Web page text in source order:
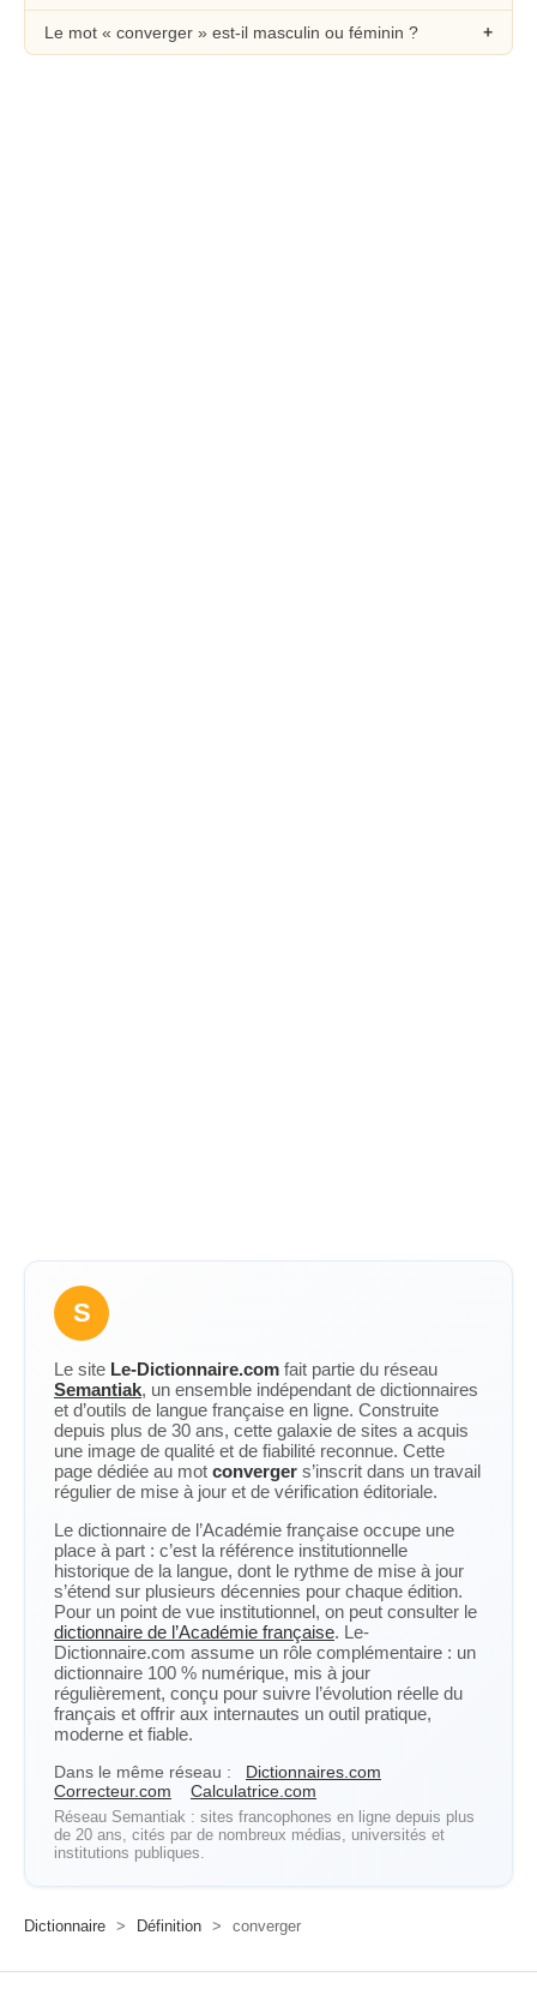
Le mot « converger » est-il masculin ou féminin ?
S
Le site Le-Dictionnaire.com fait partie du réseau
Semantiak, un ensemble indépendant de dictionnaires
et d’outils de langue française en ligne. Construite
depuis plus de 30 ans, cette galaxie de sites a acquis
une image de qualité et de fiabilité reconnue. Cette
page dédiée au mot converger s’inscrit dans un travail
régulier de mise à jour et de vérification éditoriale.
Le dictionnaire de l’Académie française occupe une
place à part : c’est la référence institutionnelle
historique de la langue, dont le rythme de mise à jour
s’étend sur plusieurs décennies pour chaque édition.
Pour un point de vue institutionnel, on peut consulter le
dictionnaire de l’Académie française. Le-
Dictionnaire.com assume un rôle complémentaire : un
dictionnaire 100 % numérique, mis à jour
régulièrement, conçu pour suivre l’évolution réelle du
français et offrir aux internautes un outil pratique,
moderne et fiable.
Dans le même réseau :
Dictionnaires.com
Correcteur.com
Calculatrice.com
Réseau Semantiak : sites francophones en ligne depuis plus
de 20 ans, cités par de nombreux médias, universités et
institutions publiques.
Dictionnaire > Définition > converger